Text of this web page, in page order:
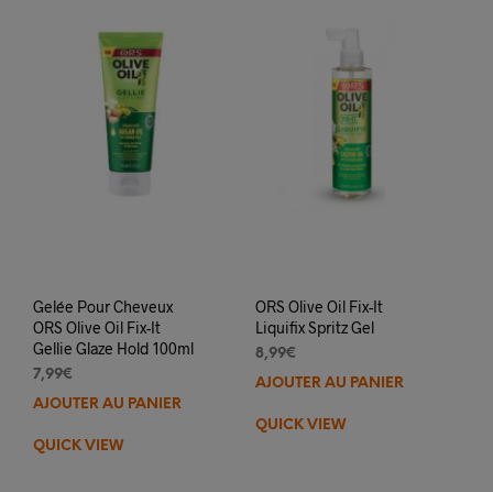
Gelée Pour Cheveux
ORS Olive Oil Fix-It
Gellie Glaze Hold 100ml
7,99€
AJOUTER AU PANIER
QUICK VIEW
ORS Olive Oil Fix-It
Liquifix Spritz Gel
8,99€
AJOUTER AU PANIER
QUICK VIEW